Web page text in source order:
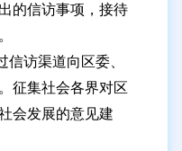
的信访事项，接待
信访渠道向区委、
征集社会各界对区
会发展的意见建